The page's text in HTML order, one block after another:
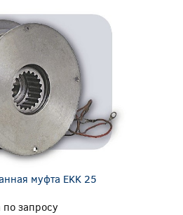
муфта EKK 25
по запросу